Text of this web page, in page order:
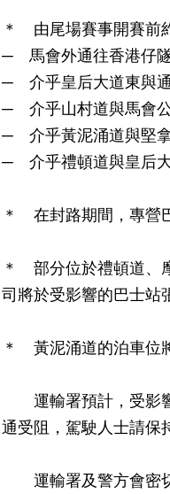
＊ 由尾場賽事開賽前
─ 馬會外通往香港仔隧
─ 介乎皇后大道東與通
─ 介乎山村道與馬會公
─ 介乎黃泥涌道與堅
─ 介乎禮頓道與皇后大
＊ 在封路期間，專營
＊ 部分位於禮頓道、
司將於受影響的巴士站
＊ 黃泥涌道的泊車位
運輸署預計，受影響
通受阻，駕駛人士請保
運輸署及警方會密切